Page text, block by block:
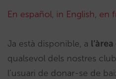
En español, in English, en
Ja està disponible, a l’àrea
qualsevol dels nostres
l’usuari de donar-se de